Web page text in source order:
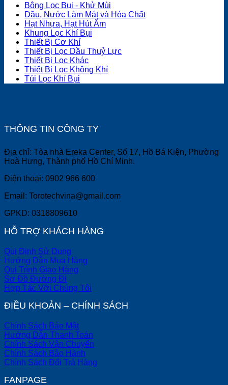
Bông Lọc Bụi - Khử Mùi
Dầu, Nước Làm Mát và Hóa Chất
Hạt Nhựa, Hạt Hút Ẩm
Khung Lọc Khí Bụi
Thiết Bị Cơ Khí
Thiết Bị Lọc Dầu Thuỷ Lực
Thiết Bị Lọc Khác
Thiết Bị Lọc Không Khí
Túi Lọc Khí Bụi
THÔNG TIN CÔNG TY
Địa chỉ: Tòa nhà Ereka Center, Số 17, Hồ Bá Kiện, Phường
Hoà Hưng, Thành phố Hồ Chí Minh.
Điện thoại: 0902 966 600
Email: Torotechvina@gmail.com
GPKD: 0318809610
HỖ TRỢ KHÁCH HÀNG
Qui Định Sử Dụng
Hướng Dẫn Mua Hàng
Qui Trình Giao Hàng
Sơ Đồ Đường Đi
Hợp Tác Với Chúng Tôi
ĐIỀU KHOẢN – CHÍNH SÁCH
Chính Sách Bảo Mật
Hướng Dẫn Thanh Toán
Chính Sách Vận Chuyển
Chính Sách Bảo Hành
Chính Sách Đổi Trả Hàng
FANPAGE